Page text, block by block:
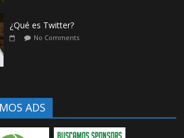
¿Qué es Twitter?
No Comments
ADS